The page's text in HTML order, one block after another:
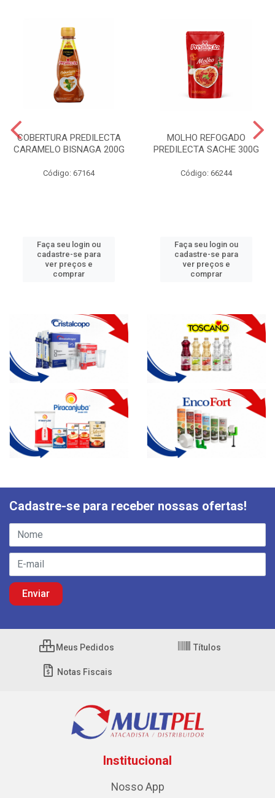
COBERTURA PREDILECTA
CARAMELO BISNAGA 200G
Código: 67164
Faça seu login ou
cadastre-se para
ver preços e
comprar
MOLHO REFOGADO
PREDILECTA SACHE 300G
Código: 66244
Faça seu login ou
cadastre-se para
ver preços e
comprar
Cadastre-se para receber nossas ofertas!
Meus Pedidos Títulos
Notas Fiscais
Institucional
Nosso App